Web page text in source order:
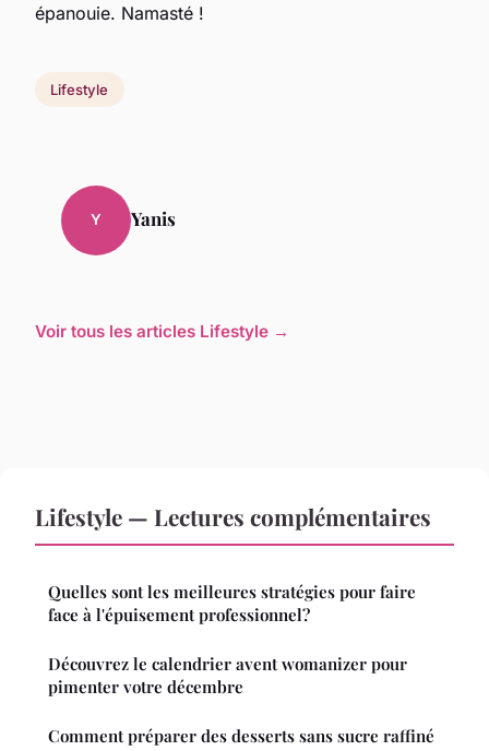
épanouie. Namasté !
Lifestyle
Y Yanis
Voir tous les articles Lifestyle →
Lifestyle — Lectures complémentaires
Quelles sont les meilleures stratégies pour faire
face à l'épuisement professionnel?
Découvrez le calendrier avent womanizer pour
pimenter votre décembre
Comment préparer des desserts sans sucre raffiné